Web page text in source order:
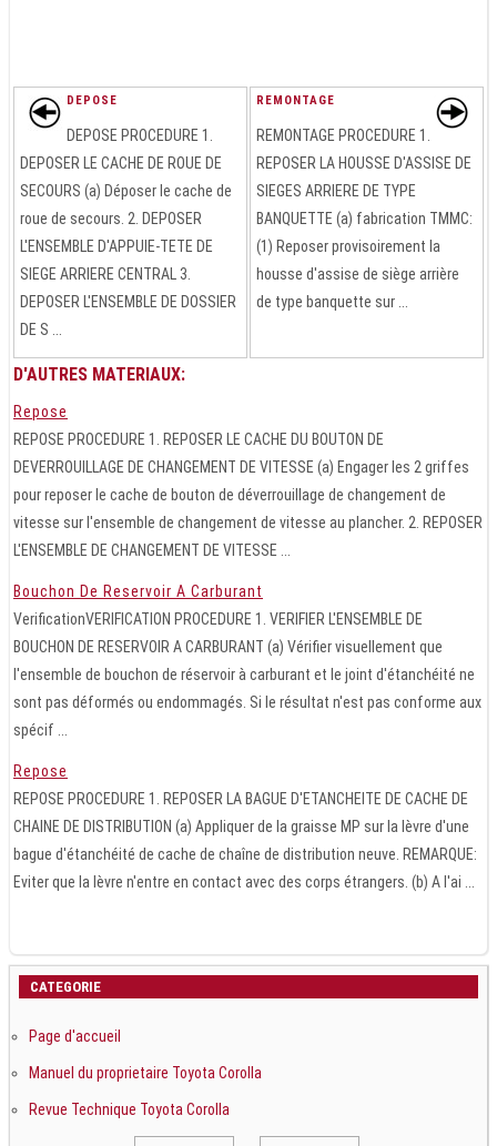
DEPOSE
DEPOSE PROCEDURE 1.
DEPOSER LE CACHE DE ROUE DE
SECOURS (a) Déposer le cache de
roue de secours. 2. DEPOSER
L'ENSEMBLE D'APPUIE-TETE DE
SIEGE ARRIERE CENTRAL 3.
DEPOSER L'ENSEMBLE DE DOSSIER
DE S ...
REMONTAGE
REMONTAGE PROCEDURE 1.
REPOSER LA HOUSSE D'ASSISE DE
SIEGES ARRIERE DE TYPE
BANQUETTE (a) fabrication TMMC:
(1) Reposer provisoirement la
housse d'assise de siège arrière
de type banquette sur ...
D'AUTRES MATERIAUX:
Repose
REPOSE PROCEDURE 1. REPOSER LE CACHE DU BOUTON DE
DEVERROUILLAGE DE CHANGEMENT DE VITESSE (a) Engager les 2 griffes
pour reposer le cache de bouton de déverrouillage de changement de
vitesse sur l'ensemble de changement de vitesse au plancher. 2. REPOSER
L'ENSEMBLE DE CHANGEMENT DE VITESSE ...
Bouchon De Reservoir A Carburant
VerificationVERIFICATION PROCEDURE 1. VERIFIER L'ENSEMBLE DE
BOUCHON DE RESERVOIR A CARBURANT (a) Vérifier visuellement que
l'ensemble de bouchon de réservoir à carburant et le joint d'étanchéité ne
sont pas déformés ou endommagés. Si le résultat n'est pas conforme aux
spécif ...
Repose
REPOSE PROCEDURE 1. REPOSER LA BAGUE D'ETANCHEITE DE CACHE DE
CHAINE DE DISTRIBUTION (a) Appliquer de la graisse MP sur la lèvre d'une
bague d'étanchéité de cache de chaîne de distribution neuve. REMARQUE:
Eviter que la lèvre n'entre en contact avec des corps étrangers. (b) A l'ai ...
CATEGORIE
Page d'accueil
Manuel du proprietaire Toyota Corolla
Revue Technique Toyota Corolla